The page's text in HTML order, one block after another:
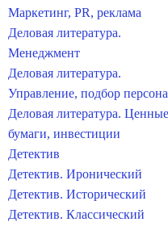
Маркетинг, PR, реклама
Деловая литература.
Менеджмент
Деловая литература.
Управление, подбор
Деловая литература. Ценные
бумаги, инвестиции
Детектив
Детектив. Иронический
Детектив. Исторический
Детектив. Классический